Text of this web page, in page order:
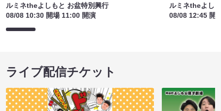
ルミネtheよしもと お盆特別興行
08/08 10:30 開場 11:00 開演
ルミネtheよし
08/08 12:45 開
ライブ配信チケット